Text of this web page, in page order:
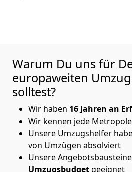
Warum Du uns für
europaweiten
solltest?
Wir haben 16 Jahren an
Wir kennen jede
Unsere Umzugshelfer
von Umzügen absolviert
Unsere
Umzugsbudgetgeeignet